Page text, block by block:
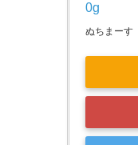
0g
ぬちまーす